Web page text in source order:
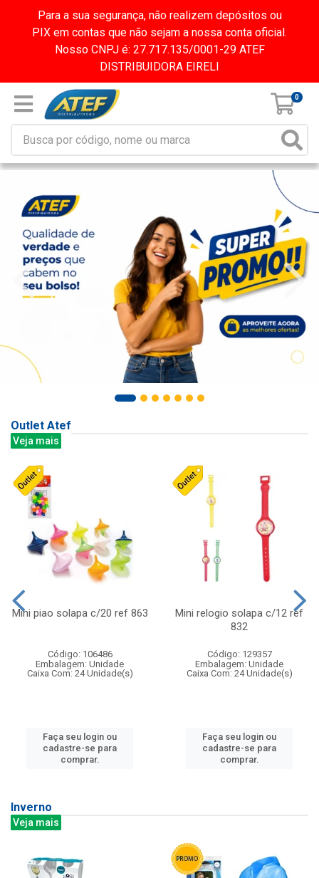
Para a sua segurança, não realizem depósitos ou
PIX em contas que não sejam a nossa conta oficial.
Nosso CNPJ é: 27.717.135/0001-29 ATEF
DISTRIBUIDORA EIRELI
0
Outlet Atef
Veja mais
Mini piao solapa c/20 ref 863
Código: 106486
Embalagem: Unidade
Caixa Com: 24 Unidade(s)
Faça seu login ou
cadastre-se para
comprar.
Mini relogio solapa c/12 ref
832
Código: 129357
Embalagem: Unidade
Caixa Com: 24 Unidade(s)
Faça seu login ou
cadastre-se para
comprar.
Inverno
Veja mais